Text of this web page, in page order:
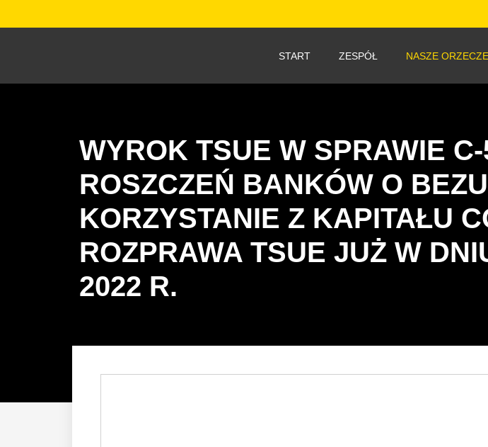
START ZESPÓŁ NASZE
WYROK TSUE W SPRAWIE C-
ROSZCZEŃ BANKÓW O
KORZYSTANIE Z KAPITAŁU
ROZPRAWA TSUE JUŻ W
2022 R.